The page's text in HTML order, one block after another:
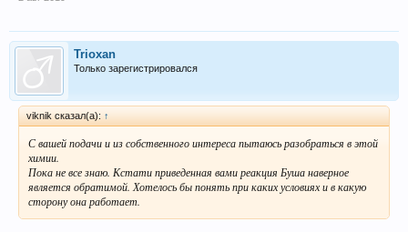
Trioxan
Только зарегистрировался
viknik сказал(а): ↑
С вашей подачи и из собственного интереса пытаюсь разобраться в этой
химии.
Пока не все знаю. Кстати приведенная вами реакция Буша наверное
является обратимой. Хотелось бы понять при каких условиях и в какую
сторону она работает.